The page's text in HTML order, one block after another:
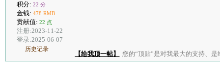
积分: 22 分
金钱: 478 RMB
贡献值: 22 点
注册:2023-11-22
登录:2025-06-07
历史记录
【给我顶一帖】 您的“顶贴”是对我最大的支持、